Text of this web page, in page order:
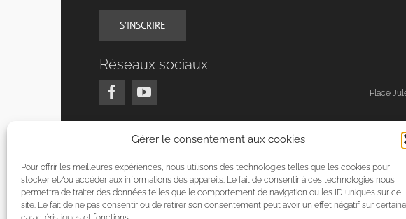
Gérer le consentement aux cookies
Pour offrir les meilleures expériences, nous utilisons des technologies telles que les cookies pour
stocker et/ou accéder aux informations des appareils. Le fait de consentir à ces technologies nous
permettra de traiter des données telles que le comportement de navigation ou les ID uniques sur ce
site. Le fait de ne pas consentir ou de retirer son consentement peut avoir un effet négatif sur
S’INSCRIRE
Réseaux sociaux
Place
Du lundi